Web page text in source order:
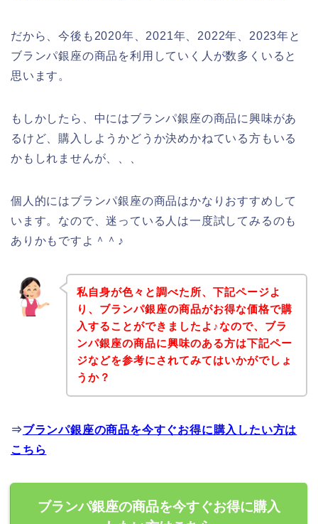
だから、今後も2020年、2021年、2022年、2023年と
ブランパ銀座の商品を利用していく人が数多くいると
思います。
もしかしたら、中にはブランパ銀座の商品に興味があ
るけど、購入しようかどうか決めかねている方もいる
かもしれませんが、、、
個人的にはブランパ銀座の商品はかなりおすすめして
います。なので、迷っている人は一度試してみるのも
ありかもですよ＾＾♪
私自身が色々と調べた所、下記ページよ
り、ブランパ銀座の商品がお得な価格で購
入することができましたよ♪なので、ブラ
ンパ銀座の商品に興味のある方は下記ペー
ジなどを参考にされてみてはいかがでしょ
うか？
⇒ブランパ銀座の商品を今すぐお得に購入したい方は
こちら
ブランパ銀座の商品を今すぐお得に購入